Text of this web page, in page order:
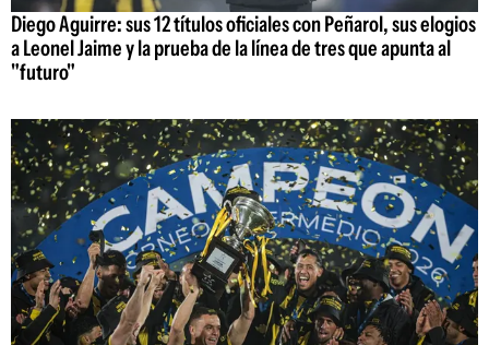
Diego Aguirre: sus 12 títulos oficiales con Peñarol, sus elogios
a Leonel Jaime y la prueba de la línea de tres que apunta al
"futuro"